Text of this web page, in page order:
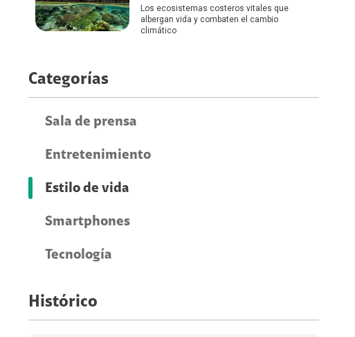
Los ecosistemas costeros vitales que
albergan vida y combaten el cambio
climático
Categorías
Sala de prensa
Entretenimiento
Estilo de vida
Smartphones
Tecnología
Histórico